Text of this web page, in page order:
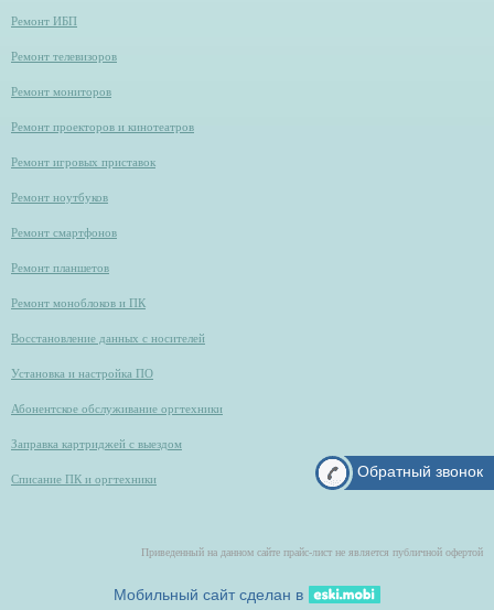
Обратный звонок
Ремонт ИБП
Ремонт телевизоров
Ремонт мониторов
Ремонт проекторов и кинотеатров
Ремонт игровых приставок
Ремонт ноутбуков
Ремонт смартфонов
Ремонт планшетов
Ремонт моноблоков и ПК
Восстановление данных с носителей
Установка и настройка ПО
Абонентское обслуживание оргтехники
Заправка картриджей с выездом
Списание ПК и оргтехники
Приведенный на данном сайте прайс-лист не является публичной офертой
Мобильный сайт сделан в